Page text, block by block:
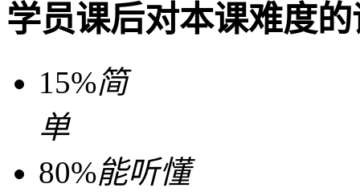
学员课后对本课难度
15%简
单
80%能听懂